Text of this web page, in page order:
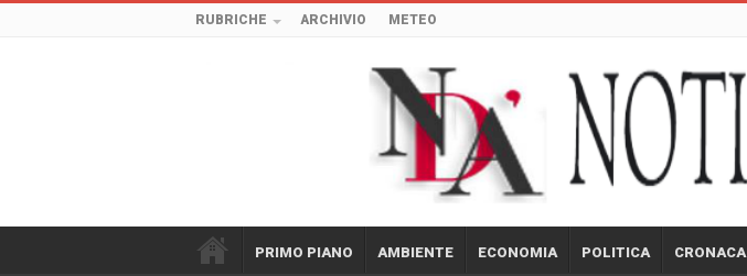
RUBRICHE ARCHIVIO METEO
PRIMO PIANO AMBIENTE ECONOMIA POLITICA CRONACA